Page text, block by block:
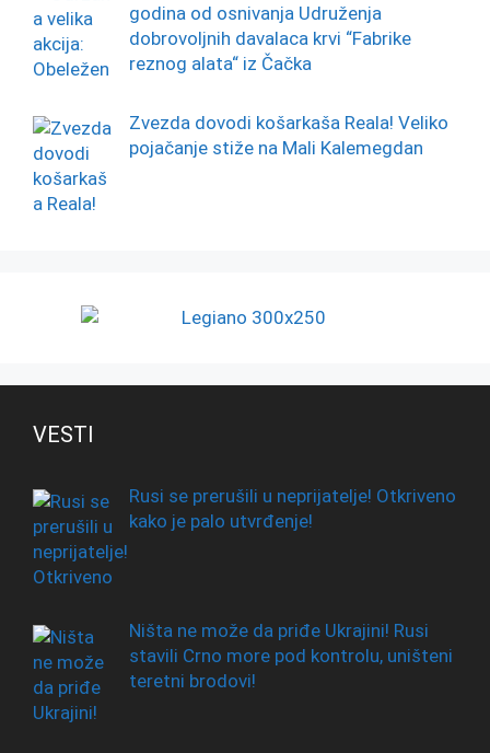
godina od osnivanja Udruženja
dobrovoljnih davalaca krvi “Fabrike
reznog alata“ iz Čačka
Zvezda dovodi košarkaša Reala! Veliko
pojačanje stiže na Mali Kalemegdan
VESTI
Rusi se prerušili u neprijatelje! Otkriveno
kako je palo utvrđenje!
Ništa ne može da priđe Ukrajini! Rusi
stavili Crno more pod kontrolu, uništeni
teretni brodovi!